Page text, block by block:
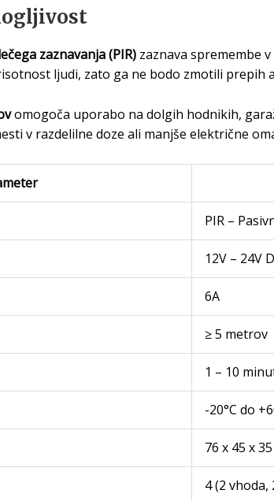
zaznavanja (PIR)zaznava spremembe
ljudi, zato ga ne bodo zmotili prepih
omogoča uporabo na dolgih hodnikih,
v razdelilne doze ali manjše električne
PIR –
12V – 24V
6A
≥ 5 metrov
1 – 10
-20°C do
76 x 45 x
4 (2 vhoda,